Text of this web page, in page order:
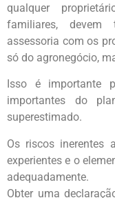
qualquer
familiares,
assessoria com os
só do agronegócio,
Isso é importante
importantes do
superestimado.
Os riscos inerentes
experientes e o
adequadamente.
Obter uma